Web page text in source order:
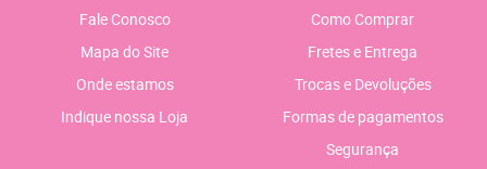
Fale Conosco
Mapa do Site
Onde estamos
Indique nossa Loja
Como Comprar
Fretes e Entrega
Trocas e Devoluções
Formas de pagamentos
Segurança